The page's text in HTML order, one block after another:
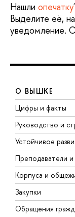
Нашли опечатку
Выделите её,
уведомление.
О ВЫШКЕ
Цифры и факты
Руководство и
Устойчивое
Преподаватели
Корпуса и
Закупки
Обращения